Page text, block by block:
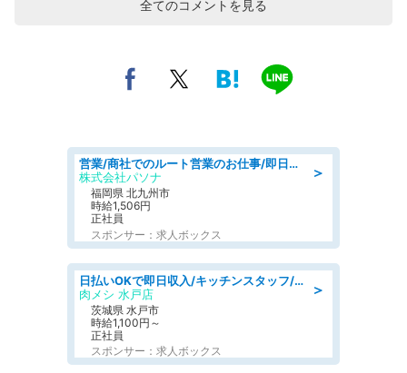
全てのコメントを見る
＞
営業/商社でのルート営業のお仕事/即日勤務可/車通勤可/営業
株式会社パソナ
福岡県 北九州市
時給1,506円
正社員
スポンサー：求人ボックス
＞
日払いOKで即日収入/キッチンスタッフ/「原付免許必須」デリバリー業務など、自己成長可能な幅広い仕事に挑戦!髪型自由&ピアス・ネイルOK/茨城県/水戸市
肉メシ 水戸店
茨城県 水戸市
時給1,100円～
正社員
スポンサー：求人ボックス